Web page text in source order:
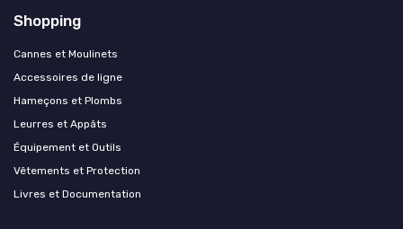
Shopping
Cannes et Moulinets
Accessoires de ligne
Hameçons et Plombs
Leurres et Appâts
Équipement et Outils
Vêtements et Protection
Livres et Documentation